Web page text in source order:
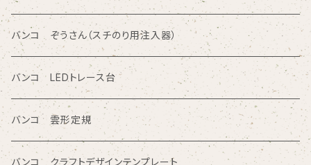
カタカナ入りテンプレート定規
図面レイアウト/ 専門チャート/その他テンプレート定規
商品シリーズ名から検索
SE型
読み取り定規
ツイン定規
ノートブックテンプレート ルーラースリム
カリグラフィガイドライン定規
オレフィン系樹脂
バンコ ぞうさん（スチのり用注入器）
バンコ LEDトレース台
バンコ 雲形定規
バンコ クラフトデザインテンプレート